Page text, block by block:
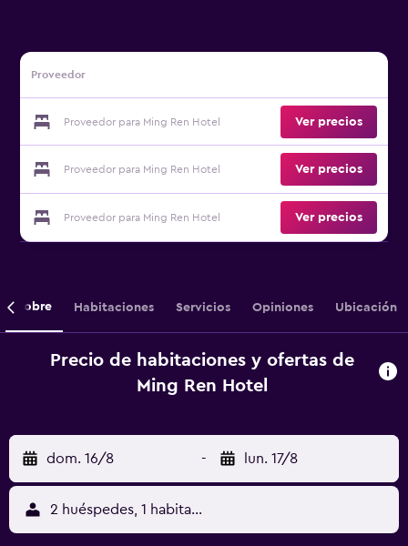
Proveedor
Proveedor para Ming Ren Hotel Ver precios
Proveedor para Ming Ren Hotel Ver precios
Proveedor para Ming Ren Hotel Ver precios
Sobre Habitaciones Servicios Opiniones Ubicación
Precio de habitaciones y ofertas de
Ming Ren Hotel
dom. 16/8 - lun. 17/8
2 huéspedes, 1 habitación